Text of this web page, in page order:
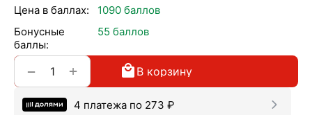
Цена в баллах:
1090 баллов
Бонусные
баллы:
55 баллов
+
− В корзину
4 платежа по 273 ₽